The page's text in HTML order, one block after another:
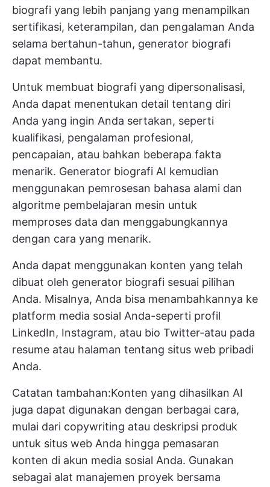
biografi yang lebih panjang yang menampilkan
sertifikasi, keterampilan, dan pengalaman Anda
selama bertahun-tahun, generator biografi
dapat membantu.
Untuk membuat biografi yang dipersonalisasi,
Anda dapat menentukan detail tentang diri
Anda yang ingin Anda sertakan, seperti
kualifikasi, pengalaman profesional,
pencapaian, atau bahkan beberapa fakta
menarik. Generator biografi AI kemudian
menggunakan pemrosesan bahasa alami dan
algoritme pembelajaran mesin untuk
memproses data dan menggabungkannya
dengan cara yang menarik.
Anda dapat menggunakan konten yang telah
dibuat oleh generator biografi sesuai pilihan
Anda. Misalnya, Anda bisa menambahkannya ke
platform media sosial Anda-seperti profil
LinkedIn, Instagram, atau bio Twitter-atau pada
resume atau halaman tentang situs web pribadi
Anda.
Catatan tambahan:Konten yang dihasilkan AI
juga dapat digunakan dengan berbagai cara,
mulai dari copywriting atau deskripsi produk
untuk situs web Anda hingga pemasaran
konten di akun media sosial Anda. Gunakan
sebagai alat manajemen proyek bersama